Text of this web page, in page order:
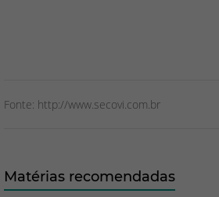
Fonte: http://www.secovi.com.br
Matérias recomendadas